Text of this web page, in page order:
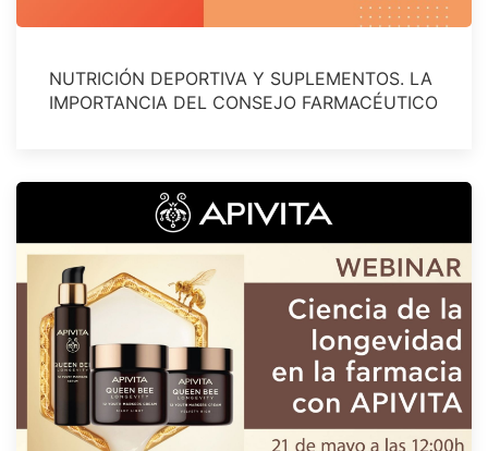
NUTRICIÓN DEPORTIVA Y SUPLEMENTOS. LA
IMPORTANCIA DEL CONSEJO FARMACÉUTICO